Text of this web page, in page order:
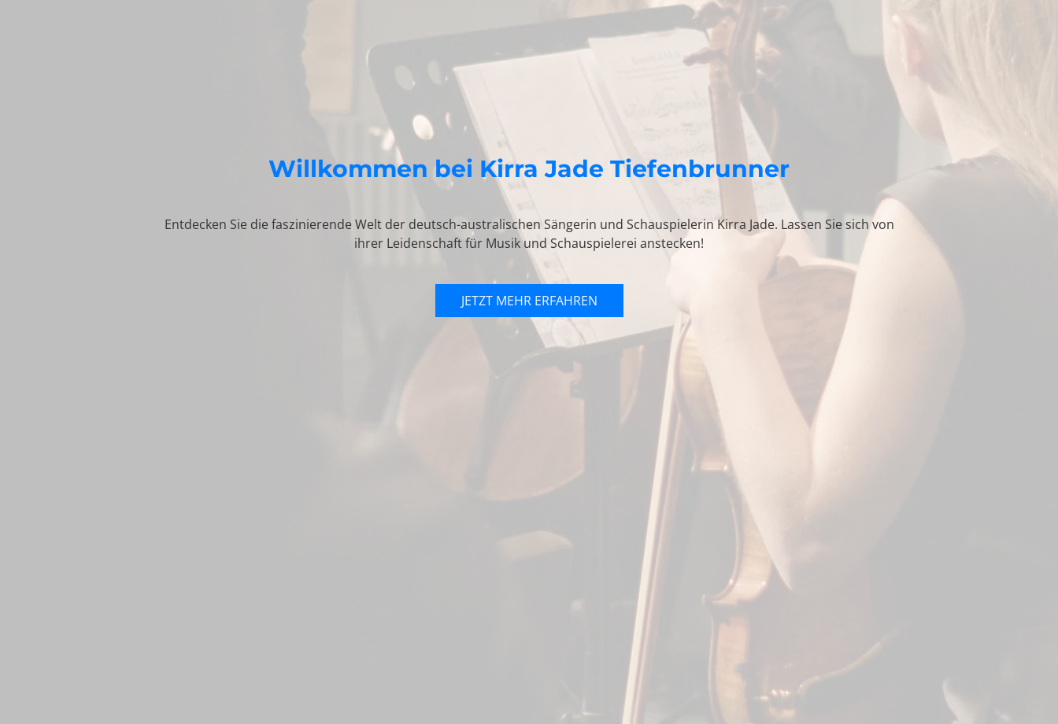
Willkommen bei Kirra Jade Tiefenbrunner
Entdecken Sie die faszinierende Welt der deutsch-australischen Sängerin und Schauspielerin Kirra Jade. Lassen Sie sich von
ihrer Leidenschaft für Musik und Schauspielerei anstecken!
JETZT MEHR ERFAHREN